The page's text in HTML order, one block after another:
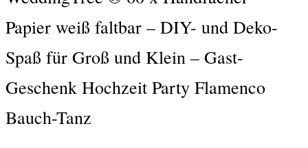
Papier weiß faltbar – DIY- und Deko-
Spaß für Groß und Klein – Gast-
Geschenk Hochzeit Party Flamenco
Bauch-Tanz